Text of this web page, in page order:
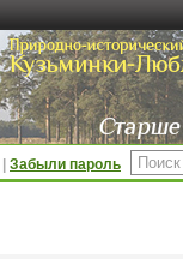
Забыли пароль